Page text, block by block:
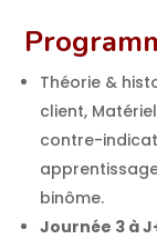
Théorie &
client,
contre-
binôme.
Journée 3 à